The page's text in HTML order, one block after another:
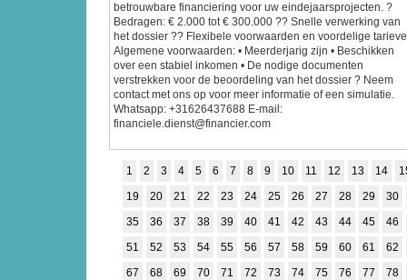
betrouwbare financiering voor uw eindejaarsprojecten. ?
Bedragen: € 2.000 tot € 300.000 ?? Snelle verwerking van
het dossier ?? Flexibele voorwaarden en voordelige
Algemene voorwaarden: • Meerderjarig zijn • Beschikken
over een stabiel inkomen • De nodige documenten
verstrekken voor de beoordeling van het dossier ? Neem
contact met ons op voor meer informatie of een simulatie.
Whatsapp: +31626437688 E-mail:
financiele.dienst@financier.com
1 2 3 4 5 6 7 8 9 10 11 12 13 14
19
20 21 22 23 24 25 26 27 28 29
30
35
36 37 38 39 40 41 42 43 44 45
46
51
52 53 54 55 56 57 58 59 60 61
62
67
68 69 70 71 72 73 74 75 76 77
78